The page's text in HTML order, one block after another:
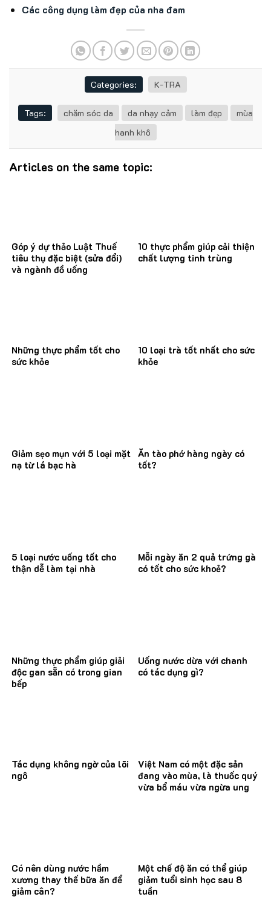
Các công dụng làm đẹp của nha đam
Categories: K-TRA
Tags: chăm sóc da da nhạy cảm làm đẹp
mùa
hanh khô
Articles on the same topic:
Góp ý dự thảo Luật Thuế
tiêu thụ đặc biệt (sửa đổi)
và ngành đồ uống
10 thực phẩm giúp cải thiện
chất lượng tinh trùng
Những thực phẩm tốt cho
sức khỏe
10 loại trà tốt nhất cho sức
khỏe
Giảm sẹo mụn với 5 loại mặt
nạ từ lá bạc hà
Ăn tào phớ hàng ngày có
tốt?
5 loại nước uống tốt cho
thận dễ làm tại nhà
Mỗi ngày ăn 2 quả trứng gà
có tốt cho sức khoẻ?
Những thực phẩm giúp giải
độc gan sẵn có trong gian
bếp
Uống nước dừa với chanh
có tác dụng gì?
Tác dụng không ngờ của lõi
ngô
Việt Nam có một đặc sản
đang vào mùa, là thuốc quý
vừa bổ máu vừa ngừa ung
Có nên dùng nước hầm
xương thay thế bữa ăn để
giảm cân?
Một chế độ ăn có thể giúp
giảm tuổi sinh học sau 8
tuần